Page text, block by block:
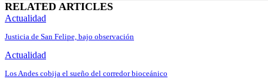
RELATED ARTICLES
Actualidad
Justicia de San Felipe, bajo observación
Actualidad
Los Andes cobija el sueño del corredor bioceánico